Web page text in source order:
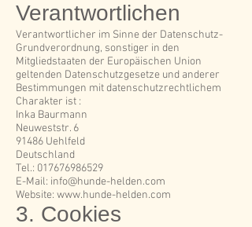
Verantwortlichen
Verantwortlicher im Sinne der Datenschutz-
Grundverordnung, sonstiger in den
Mitgliedstaaten der Europäischen Union
geltenden Datenschutzgesetze und anderer
Bestimmungen mit datenschutzrechtlichem
Charakter ist :
Inka Baurmann
Neuweststr. 6
91486 Uehlfeld
Deutschland
Tel.: 017676986529
E-Mail: info@hunde-helden.com
Website: www.hunde-helden.com
3. Cookies